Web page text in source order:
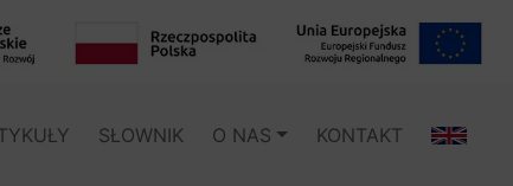
SŁOWNIK O NAS KONTAKT